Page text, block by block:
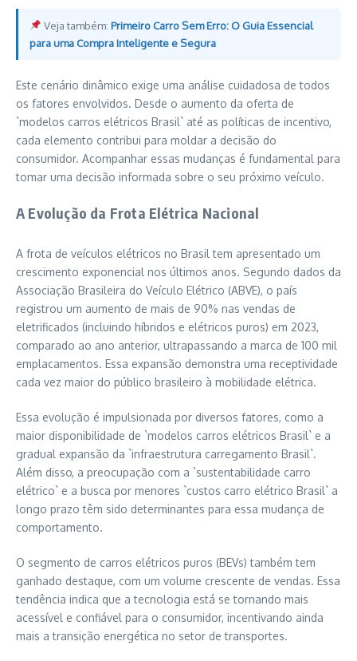
Veja também:Primeiro Carro Sem Erro: O Guia Essencial
para uma Compra Inteligente e Segura
Este cenário dinâmico exige uma análise cuidadosa de todos
os fatores envolvidos. Desde o aumento da oferta de
`modelos carros elétricos Brasil` até as políticas de incentivo,
cada elemento contribui para moldar a decisão do
consumidor. Acompanhar essas mudanças é fundamental para
tomar uma decisão informada sobre o seu próximo veículo.
A Evolução da Frota Elétrica Nacional
A frota de veículos elétricos no Brasil tem apresentado um
crescimento exponencial nos últimos anos. Segundo dados da
Associação Brasileira do Veículo Elétrico (ABVE), o país
registrou um aumento de mais de 90% nas vendas de
eletrificados (incluindo híbridos e elétricos puros) em 2023,
comparado ao ano anterior, ultrapassando a marca de 100 mil
emplacamentos. Essa expansão demonstra uma receptividade
cada vez maior do público brasileiro à mobilidade elétrica.
Essa evolução é impulsionada por diversos fatores, como a
maior disponibilidade de `modelos carros elétricos Brasil` e a
gradual expansão da `infraestrutura carregamento Brasil`.
Além disso, a preocupação com a `sustentabilidade carro
elétrico` e a busca por menores `custos carro elétrico Brasil` a
longo prazo têm sido determinantes para essa mudança de
comportamento.
O segmento de carros elétricos puros (BEVs) também tem
ganhado destaque, com um volume crescente de vendas. Essa
tendência indica que a tecnologia está se tornando mais
acessível e confiável para o consumidor, incentivando ainda
mais a transição energética no setor de transportes.